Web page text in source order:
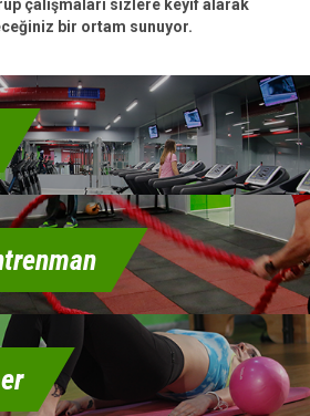
çalışmaları sizlere keyif alarak
bir ortam sunuyor.